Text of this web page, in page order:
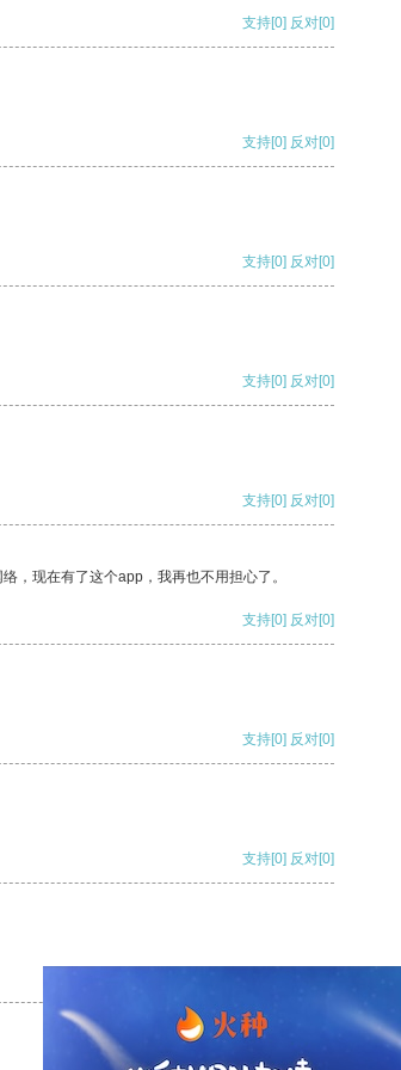
支持[0] 反对[0]
支持[0] 反对[0]
支持[0] 反对[0]
支持[0] 反对[0]
支持[0] 反对[0]
，现在有了这个app，我再也不用担心了。
支持[0] 反对[0]
支持[0] 反对[0]
支持[0] 反对[0]